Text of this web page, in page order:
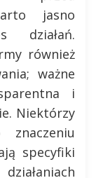
jasno
działań.
również
ważne
i
Niektórzy
specyfiki